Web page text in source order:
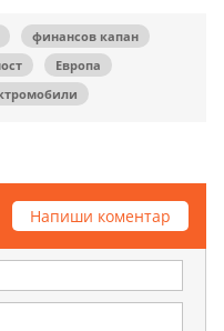
финансов капан
Европа
Напиши коментар